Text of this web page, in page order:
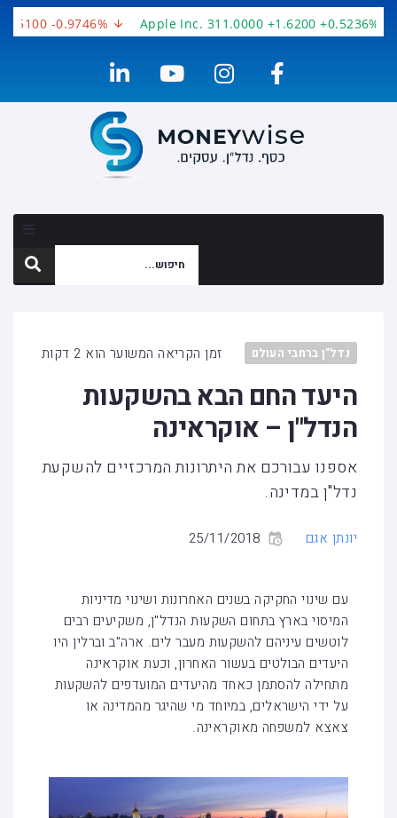
-0.9746% Apple Inc. 311.0000 +1.6200 +0.5236%
נדל"ן ברחבי העולם זמן הקריאה המשוער הוא 2 דקות
היעד החם הבא בהשקעות
הנדל"ן – אוקראינה
אספנו עבורכם את היתרונות המרכזיים להשקעת
נדל"ן במדינה.
יונתן אגם 25/11/2018
עם שינוי החקיקה בשנים האחרונות ושינוי מדיניות
המיסוי בארץ בתחום השקעות הנדל"ן, משקיעים רבים
לוטשים עיניהם להשקעות מעבר לים. ארה"ב וברלין היו
היעדים הבולטים בעשור האחרון, וכעת אוקראינה
מתחילה להסתמן כאחד מהיעדים המועדפים להשקעות
על ידי הישראלים, במיוחד מי שהיגר מהמדינה או
צאצא למשפחה מאוקראינה.